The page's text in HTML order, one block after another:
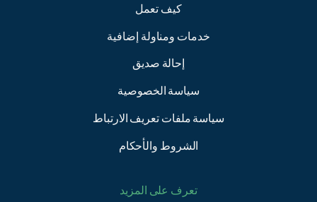
كيف تعمل
خدمات ومناولة إضافية
إحالة صديق
سياسة الخصوصية
سياسة ملفات تعريف الارتباط
الشروط والأحكام
تعرف على المزيد